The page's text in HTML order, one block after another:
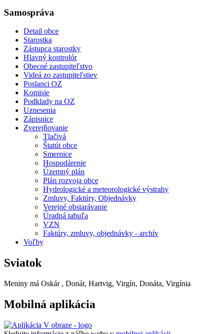
Samospráva
Detail obce
Starostka
Zástupca starostky
Hlavný kontrolór
Obecné zastupiteľstvo
Videá zo zastupiteľstiev
Poslanci OZ
Komisie
Podklady na OZ
Uznesenia
Zápisnice
Zverejňovanie
Tlačivá
Štatút obce
Smernice
Hospodárenie
Územný plán
Plán rozvoja obce
Hydrologické a meteorologické výstrahy
Zmluvy, Faktúry, Objednávky
Verejné obstarávanie
Úradná tabuľa
VZN
Faktúry, zmluvy, objednávky - archív
Voľby
Sviatok
Meniny má Oskár , Donát, Hartvig, Virgín, Donáta, Virgínia
Mobilná aplikácia